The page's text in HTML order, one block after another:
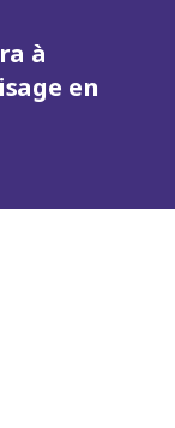
à
en